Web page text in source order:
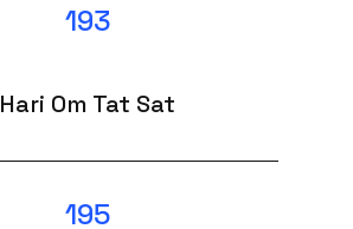
193
Hari Om Tat Sat
195